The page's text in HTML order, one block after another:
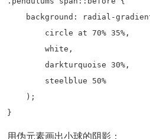
background: radial-
        circle at 70% 35%,
        white,
        darkturquoise 30%,
        steelblue 50%
    );
}
用伪元素画出小球的阴影：